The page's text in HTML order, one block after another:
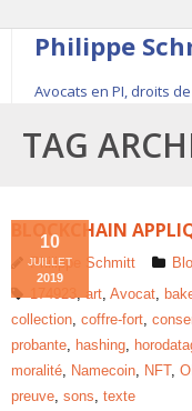
Philippe
Avocats en PI, droits
45, rue Saint-
54
Contact
Le fondateur
Publications
Actualité
TAG
BLOCKCHAIN
10
JUILLET
2019
Philippe Schmitt
174923,art, Avocat,
collection, coffre-fort,
probante, hashing,
moralité, Namecoin, NFT,
preuve, sons, texte